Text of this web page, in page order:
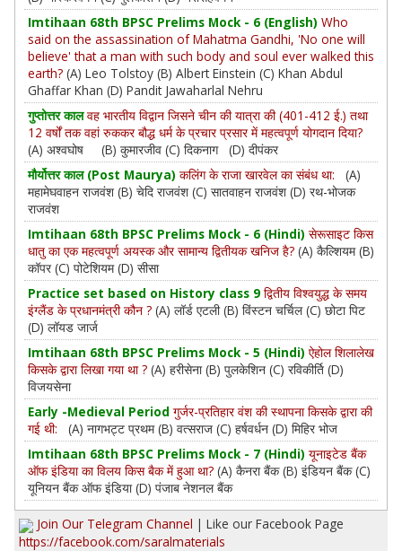
Imtihaan 68th BPSC Prelims Mock - 6 (English) Who
said on the assassination of Mahatma Gandhi, 'No one will
believe' that a man with such body and soul ever walked this
earth? (A) Leo Tolstoy (B) Albert Einstein (C) Khan Abdul
Ghaffar Khan (D) Pandit Jawaharlal Nehru
गुप्तोत्तर कालवह भारतीय विद्वान जिसने चीन की यात्रा की (401-412 ई.) तथा
12 वर्षों तक वहां रुककर बौद्ध धर्म के प्रचार प्रसार में महत्वपूर्ण योगदान दिया?
(A) अश्वघोष (B) कुमारजीव (C) दिकनाग (D) दीपंकर
मौर्योत्तर काल (Post Maurya) कलिंग के राजा खारवेल का संबंध था: (A)
महामेघवाहन राजवंश (B) चेदि राजवंश (C) सातवाहन राजवंश (D) रथ-भोजक
राजवंश
Imtihaan 68th BPSC Prelims Mock - 6 (Hindi) सेरूसाइट किस
धातु का एक महत्वपूर्ण अयस्क और सामान्य द्वितीयक खनिज है? (A) कैल्शियम (B)
कॉपर (C) पोटेशियम (D) सीसा
Practice set based on History class 9 द्वितीय विश्वयुद्ध के समय
इंग्लैंड के प्रधानमंत्री कौन ? (A) लॉर्ड एटली (B) विंस्टन चर्चिल (C) छोटा पिट
(D) लॉयड जार्ज
Imtihaan 68th BPSC Prelims Mock - 5 (Hindi) ऐहोल शिलालेख
किसके द्वारा लिखा गया था ? (A) हरीसेना (B) पुलकेशिन (C) रविकीर्ति (D)
विजयसेना
Early -Medieval Period गुर्जर-प्रतिहार वंश की स्थापना किसके द्वारा की
गई थी: (A) नागभट्ट प्रथम (B) वत्सराज (C) हर्षवर्धन (D) मिहिर भोज
Imtihaan 68th BPSC Prelims Mock - 7 (Hindi) यूनाइटेड बैंक
ऑफ इंडिया का विलय किस बैक में हुआ था? (A) कैनरा बैंक (B) इंडियन बैंक (C)
यूनियन बैंक ऑफ इंडिया (D) पंजाब नेशनल बैंक
Join Our Telegram Channel | Like our Facebook Page
https://facebook.com/saralmaterials